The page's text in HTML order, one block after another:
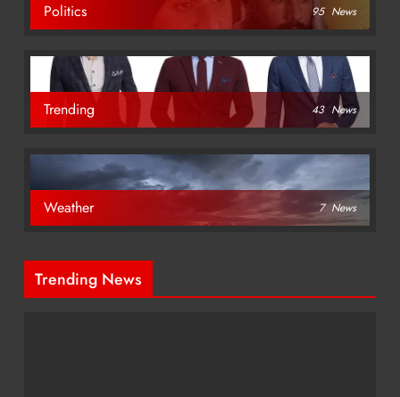
Politics 95 News
Trending 43 News
Weather 7 News
Trending News